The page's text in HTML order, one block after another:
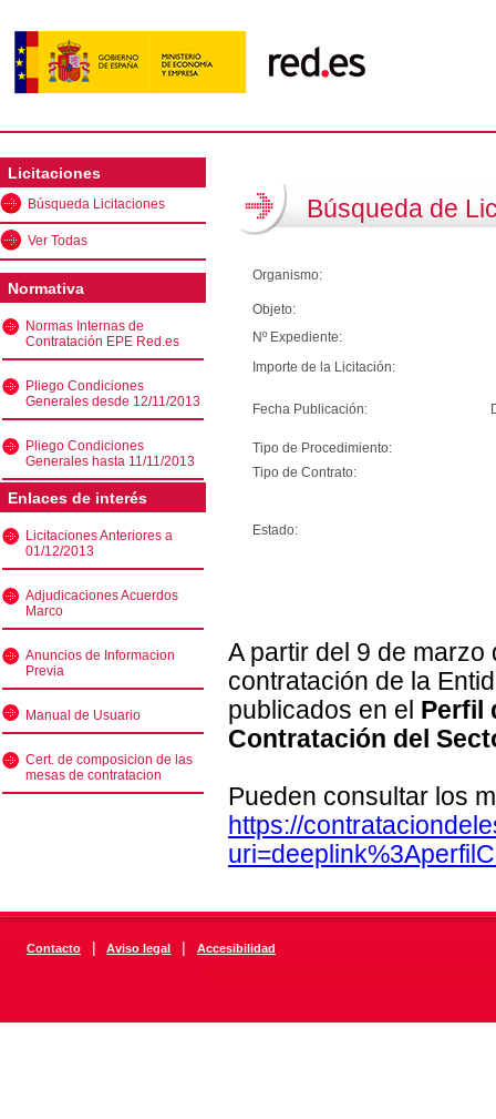
Licitaciones
Búsqueda Licitaciones
Ver Todas
Normativa
Normas Internas de
Contratación EPE Red.es
Pliego Condiciones
Generales desde 12/11/2013
Pliego Condiciones
Generales hasta 11/11/2013
Enlaces de interés
Licitaciones Anteriores a
01/12/2013
Adjudicaciones Acuerdos
Marco
Anuncios de Informacion
Previa
Manual de Usuario
Cert. de composicion de las
mesas de contratacion
Búsqueda de
Organismo:
Objeto:
Nº Expediente:
Importe de la Licitación:
Fecha Publicación:
Tipo de Procedimiento:
Tipo de Contrato:
Estado:
A partir del 9 de
contratación de la
publicados en el Perfil
Contratación del
Pueden consultar los
https://
Contacto | Aviso legal | Accesibilidad